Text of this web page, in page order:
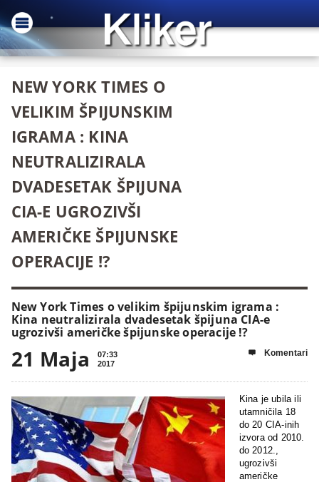
NEW YORK TIMES O
VELIKIM ŠPIJUNSKIM
IGRAMA : KINA
NEUTRALIZIRALA
DVADESETAK ŠPIJUNA
CIA-E UGROZIVŠI
AMERIČKE ŠPIJUNSKE
OPERACIJE !?
New York Times o velikim špijunskim igrama :
Kina neutralizirala dvadesetak špijuna CIA-e
ugrozivši američke špijunske operacije !?
21 Maja
07:33
2017
 Komentari
Kina je ubila ili
utamničila 18
do 20 CIA-inih
izvora od 2010.
do 2012.,
ugrozivši
američke